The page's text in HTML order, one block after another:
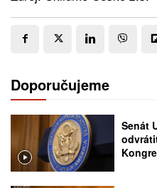
Doporučujeme
Senát